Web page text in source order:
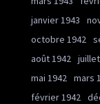
janvier 1943
octobre 1942
août 1942
mai 1942 mars
février 1942